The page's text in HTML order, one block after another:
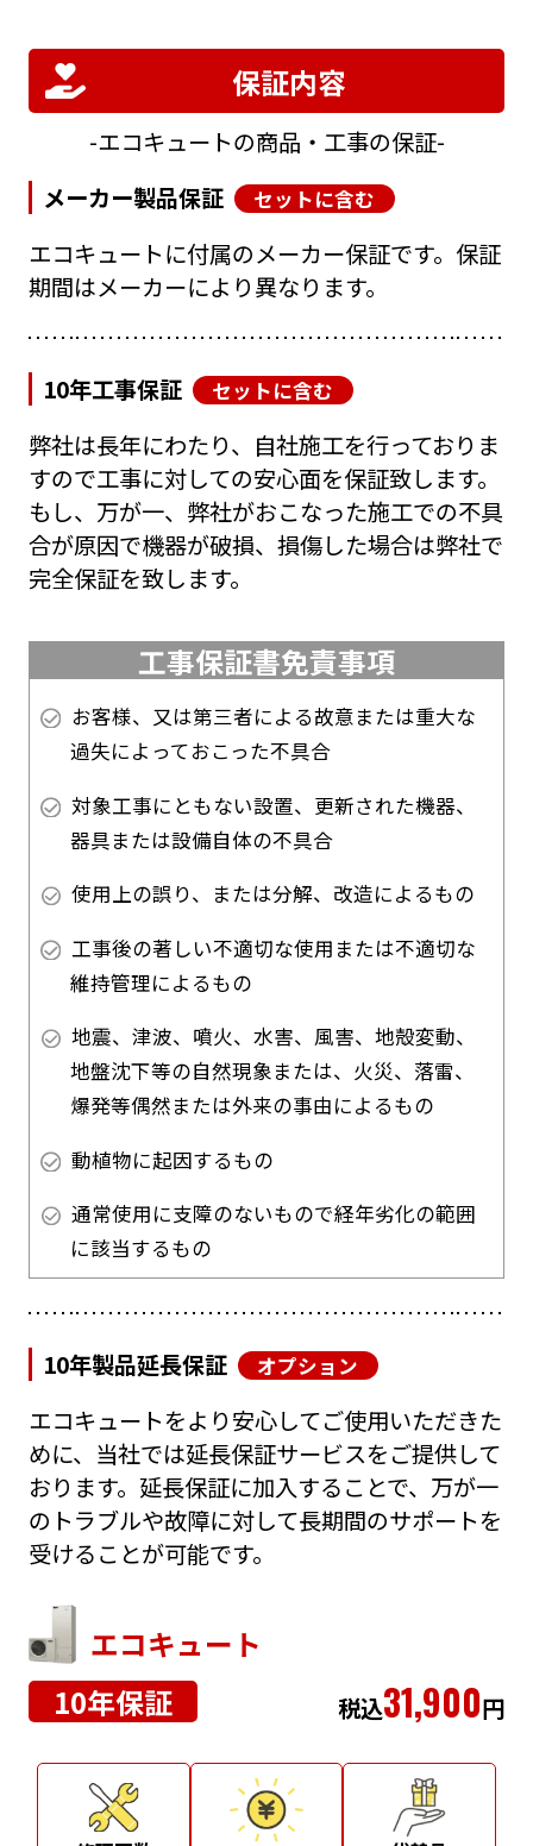
保証内容
エコキュートの商品・工事の保証
メーカー製品保証
セットに含む
エコキュートに付属のメーカー保証です。保証
期間はメーカーにより異なります。
10年工事保証 セットに含む
弊社は長年にわたり、自社施工を行っておりま
すので工事に対しての安心面を保証致します。
もし、万が一、弊社がおこなった施工での不具
合が原因で機器が破損、損傷した場合は弊社で
完全保証を致します。
工事保証書免責事項
お客様、又は第三者による故意または重大な
過失によっておこった不具合
対象工事にともない設置、更新された機器、
器具または設備自体の不具合
使用上の誤り、または分解、改造によるもの
工事後の著しい不適切な使用または不適切な
維持管理によるもの
地震、津波、噴火、水害、風害、地殻変動、
地盤沈下等の自然現象または、火災、落雷、
爆発等偶然または外来の事由によるもの
動植物に起因するもの
通常使用に支障のないもので経年劣化の範囲
に該当するもの
10年製品延長保証 オプション
エコキュートをより安心してご使用いただきた
めに、当社では延長保証サービスをご提供して
おります。延長保証に加入することで、万が一
のトラブルや故障に対して長期間のサポートを
受けることが可能です。
エコキュート
10年保証
税込31,900円